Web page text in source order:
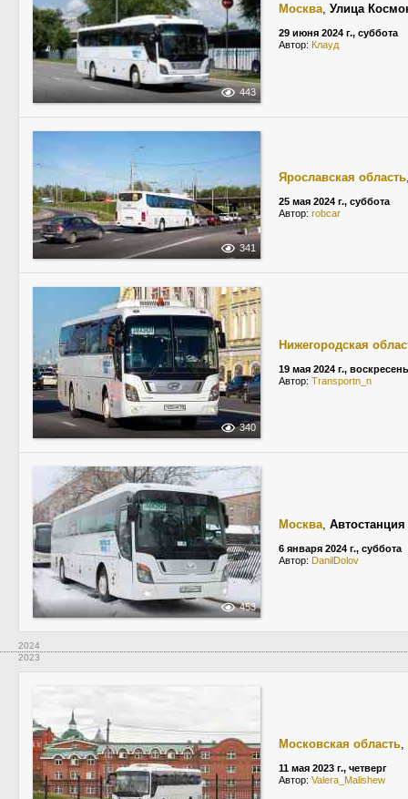
443
Москва, Улица
29 июня 2024 г., суббота
Автор: Клауд
341
Ярославская область
25 мая 2024 г., суббота
Автор: robcar
340
Нижегородская
19 мая 2024 г.,
Автор: Transportn_n
453
Москва,
6 января 2024 г., суббота
Автор: DanilDolov
2024
2023
Московская область,
11 мая 2023 г., четверг
Автор: Valera_Malishew